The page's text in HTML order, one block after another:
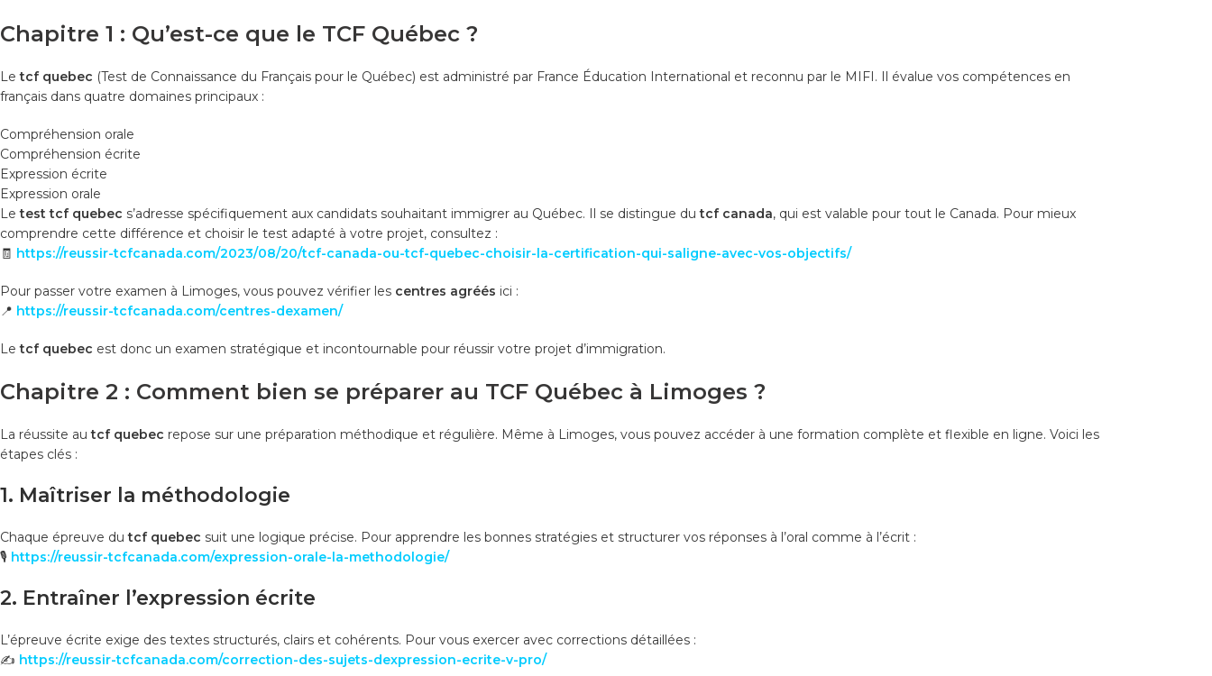
Chapitre 1 : Qu’est-ce que le TCF Québec ?
Letcf quebec (Test de Connaissance du Français pour le Québec) est administré par France Éducation International et reconnu par le MIFI. Il évalue vos compétences en
français dans quatre domaines principaux :
Compréhension orale
Compréhension écrite
Expression écrite
Expression orale
Letest tcf quebec s’adresse spécifiquement aux candidats souhaitant immigrer au Québec. Il se distingue dutcf canada, qui est valable pour tout le Canada. Pour mieux
comprendre cette différence et choisir le test adapté à votre projet, consultez :
🧾 https://reussir-tcfcanada.com/2023/08/20/tcf-canada-ou-tcf-quebec-choisir-la-certification-qui-saligne-avec-vos-objectifs/
Pour passer votre examen à Limoges, vous pouvez vérifier les centres agréés ici :
📍 https://reussir-tcfcanada.com/centres-dexamen/
Letcf quebec est donc un examen stratégique et incontournable pour réussir votre projet d’immigration.
Chapitre 2 : Comment bien se préparer au TCF Québec à Limoges ?
La réussite autcf quebec repose sur une préparation méthodique et régulière. Même à Limoges, vous pouvez accéder à une formation complète et flexible en ligne. Voici les
étapes clés :
1. Maîtriser la méthodologie
Chaque épreuve dutcf quebec suit une logique précise. Pour apprendre les bonnes stratégies et structurer vos réponses à l’oral comme à l’écrit :
🎙️ https://reussir-tcfcanada.com/expression-orale-la-methodologie/
2. Entraîner l’expression écrite
L’épreuve écrite exige des textes structurés, clairs et cohérents. Pour vous exercer avec corrections détaillées :
✍️ https://reussir-tcfcanada.com/correction-des-sujets-dexpression-ecrite-v-pro/